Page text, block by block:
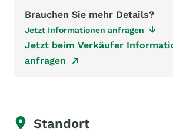
Brauchen Sie mehr Details?
Jetzt Informationen anfragen
Jetzt beim Verkäufer
anfragen
Standort